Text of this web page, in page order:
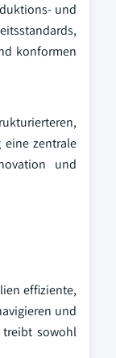
und
konformen
eine zentrale
und
effiziente,
und
treibt sowohl